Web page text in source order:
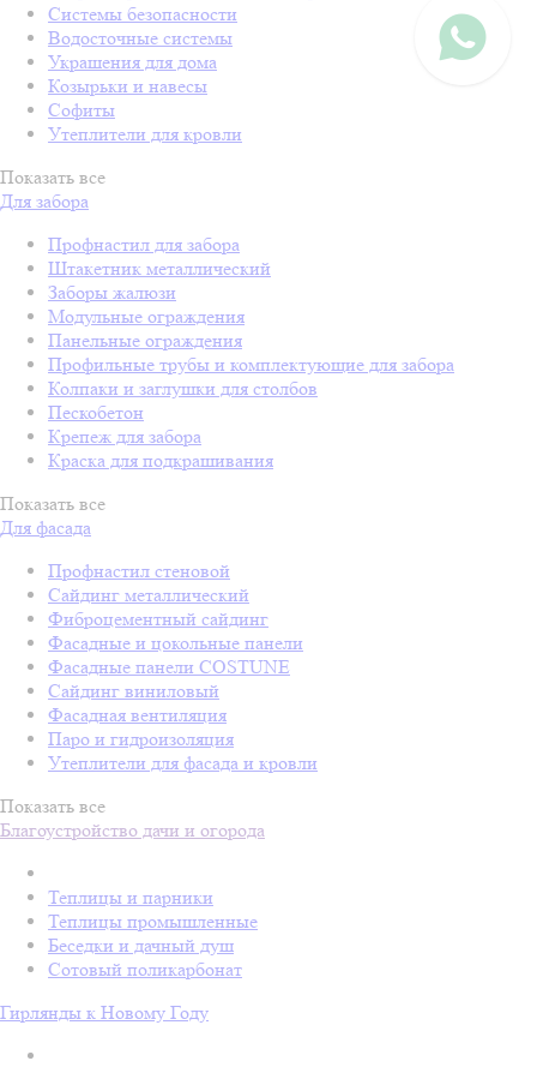
Системы безопасности
Водосточные системы
Украшения для дома
Козырьки и навесы
Софиты
Утеплители для кровли
Показать все
Для забора
Профнастил для забора
Штакетник металлический
Заборы жалюзи
Модульные ограждения
Панельные ограждения
Профильные трубы и комплектующие для забора
Колпаки и заглушки для столбов
Пескобетон
Крепеж для забора
Краска для подкрашивания
Показать все
Для фасада
Профнастил стеновой
Сайдинг металлический
Фиброцементный сайдинг
Фасадные и цокольные панели
Фасадные панели COSTUNE
Сайдинг виниловый
Фасадная вентиляция
Паро и гидроизоляция
Утеплители для фасада и кровли
Показать все
Благоустройство дачи и огорода
Теплицы и парники
Теплицы промышленные
Беседки и дачный душ
Сотовый поликарбонат
Гирлянды к Новому Году